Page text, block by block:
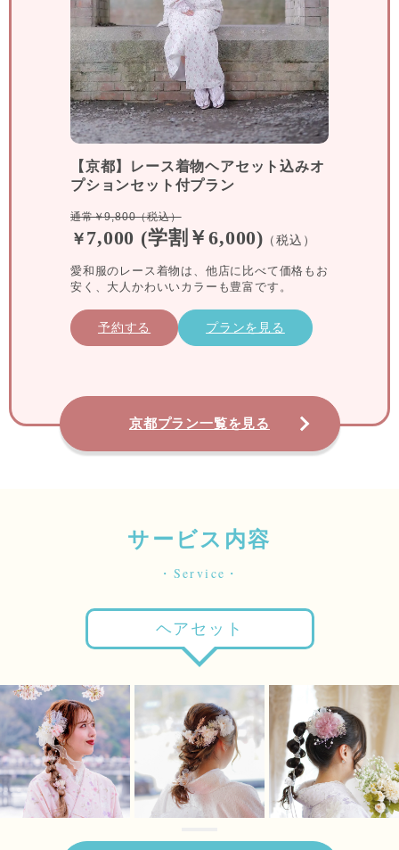
【京都】レース着物ヘアセット込みオ
プションセット付プラン
通常￥9,800（税込）
￥ 7,000 (学割￥6,000) （税込）
愛和服のレース着物は、他店に比べて価格もお
安く、大人かわいいカラーも豊富です。
予約する プランを見る
京都プラン一覧を見る
サービス内容
・Service・
ヘアセット